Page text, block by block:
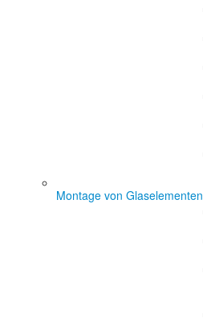
Montage von Glaselementen